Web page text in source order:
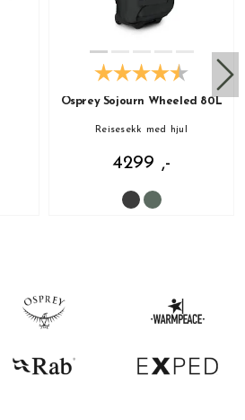
Osprey Sojourn Wheeled 80L
Reisesekk med hjul
4299 ,-